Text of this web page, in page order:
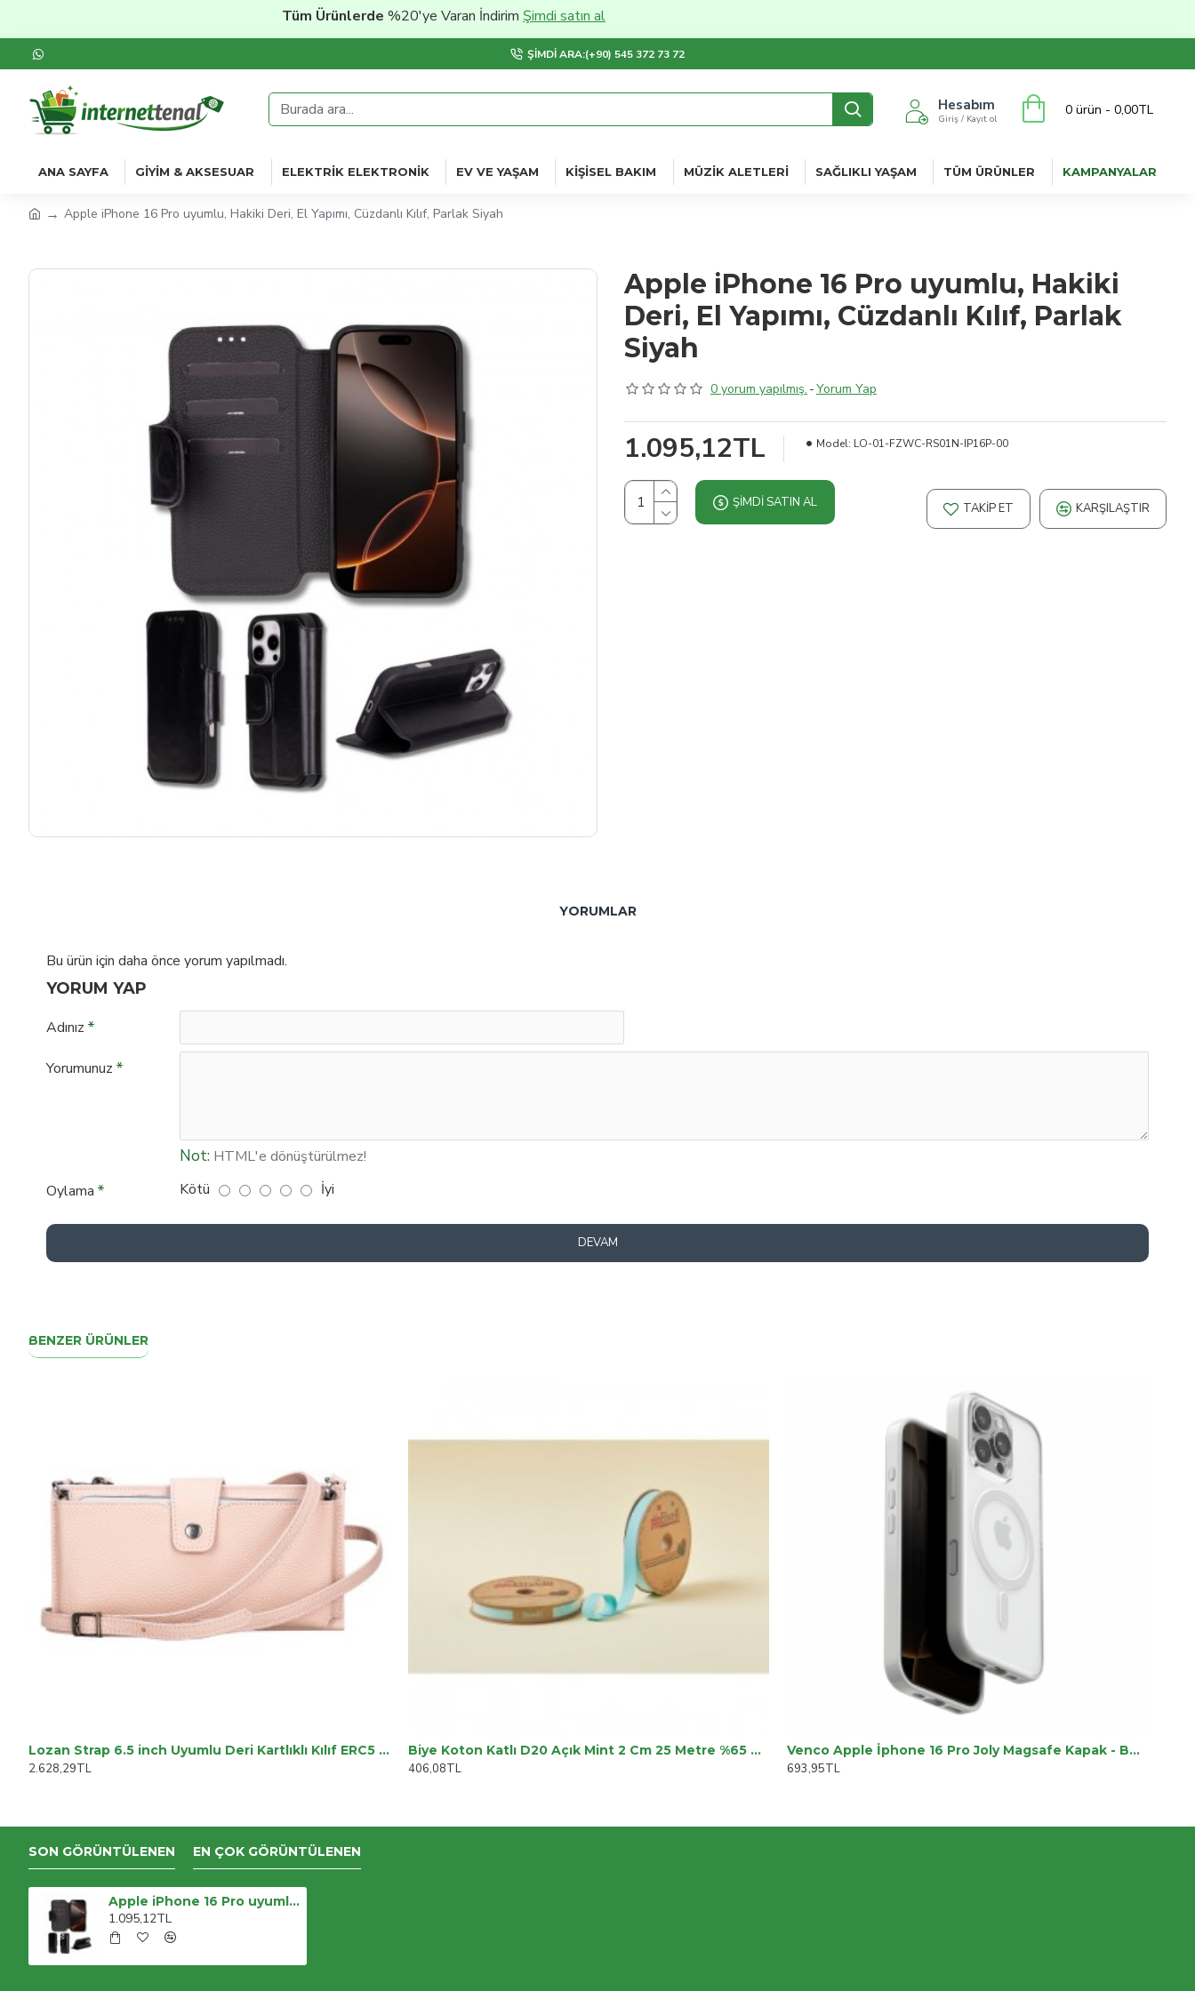
Tüm Ürünlerde%20'ye Varan İndirimŞimdi satın al
ŞIMDI ARA:(+90) 545 372 73 72
Hesabım
Giriş / Kayıt ol
0 ürün - 0,00TL
ANA SAYFA GIYIM & AKSESUAR ELEKTRIK ELEKTRONIK EV VE YAŞAM KIŞISEL BAKIM MÜZIK ALETLERI SAĞLIKLI YAŞAM TÜM ÜRÜNLER KAMPANYALAR
Apple iPhone 16 Pro uyumlu, Hakiki Deri, El Yapımı, Cüzdanlı Kılıf, Parlak Siyah
Apple iPhone 16 Pro uyumlu, Hakiki
Deri, El Yapımı, Cüzdanlı Kılıf, Parlak
Siyah
0 yorum yapılmış. -Yorum Yap
1.095,12TL Model: LO-01-FZWC-RS01N-IP16P-00
ŞIMDI SATIN AL TAKIP ET KARŞILAŞTIR
YORUMLAR
Bu ürün için daha önce yorum yapılmadı.
YORUM YAP
Adınız
Yorumunuz
Not: HTML'e dönüştürülmez!
Oylama
Kötü İyi
DEVAM
BENZER ÜRÜNLER
Lozan Strap 6.5 inch Uyumlu Deri Kartlıklı Kılıf ERC5 Pembe
2.628,29TL
Biye Koton Katlı D20 Açık Mint 2 Cm 25 Metre %65 Koton %35 Polyester
406,08TL
Venco Apple İphone 16 Pro Joly Magsafe Kapak - Beyaz
693,95TL
SON GÖRÜNTÜLENEN EN ÇOK GÖRÜNTÜLENEN
Apple iPhone 16 Pro uyumlu, Hakiki Deri, El Yapımı, Cüzdanlı Kılıf, Parlak Siyah
1.095,12TL